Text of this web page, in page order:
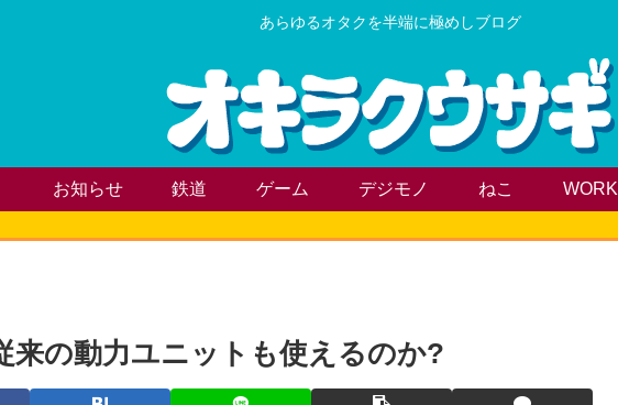
あらゆるオタクを半端に極めしブログ
お知らせ 鉄道 ゲーム デジモノ ねこ WORK
来の動力ユニットも使えるのか?